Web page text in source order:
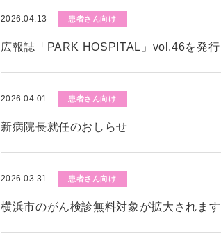
2026.04.13 患者さん向け
広報誌「PARK HOSPITAL」vol.46を発行
2026.04.01 患者さん向け
新病院長就任のおしらせ
2026.03.31 患者さん向け
横浜市のがん検診無料対象が拡大されます